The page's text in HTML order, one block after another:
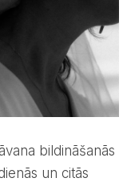
bildināšanās
un citās